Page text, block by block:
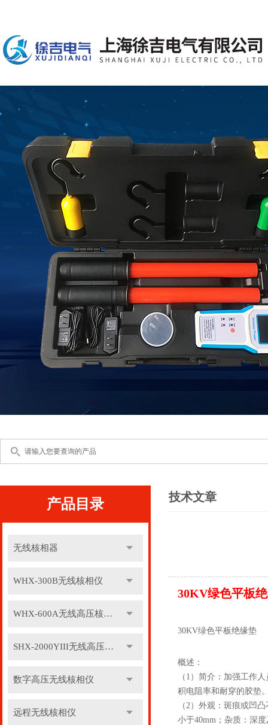
产品目录
无线核相器
WHX-300B无线核相仪
WHX-600A无线高压核相仪
SHX-2000YIII无线高压核相仪
数字高压无线核相仪
远程无线核相仪
技术文章
30KV绿色平板
30KV绿色平板绝缘垫
概述：
（1）简介：加强工作
积电阻率和耐穿的胶垫
（2）外观：斑痕或凹
小于40mm；杂质：深